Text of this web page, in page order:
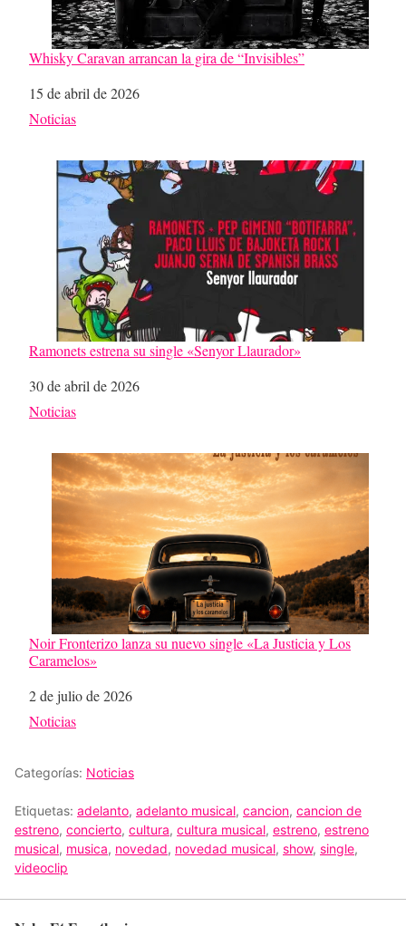
Whisky Caravan arrancan la gira de “Invisibles”
Fecha
15 de abril de 2026
Respecto a
Noticias
Ramonets estrena su single «Senyor Llaurador»
Fecha
30 de abril de 2026
Respecto a
Noticias
Noir Fronterizo lanza su nuevo single «La Justicia y Los
Caramelos»
Fecha
2 de julio de 2026
Respecto a
Noticias
Categorías: Noticias
Etiquetas: adelanto, adelanto musical, cancion, cancion de
estreno, concierto, cultura, cultura musical, estreno, estreno
musical, musica, novedad, novedad musical, show, single,
videoclip